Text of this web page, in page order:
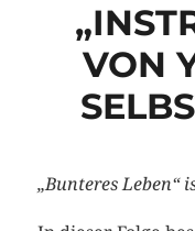
VON
„Bunteres Leben“